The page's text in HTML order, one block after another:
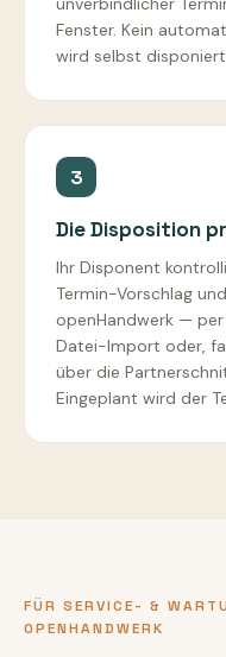
Fenster. Kein
wird selbst
3
Die Disposition
Ihr Disponent
Termin-Vorschlag
openHandwerk —
Datei-Import oder,
über die
Eingeplant wird der
FÜR SERVICE- &
OPENHANDWERK